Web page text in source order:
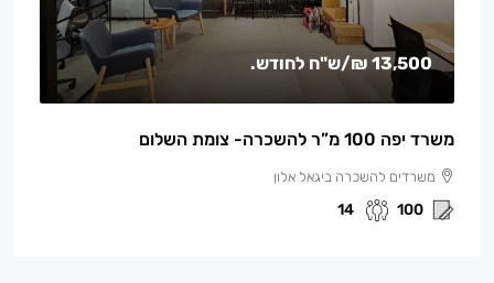
13,500 ₪ /ש"ח לחודש.
משרד יפה 100 מ”ר להשכרה- צומת השלום
משרדים להשכרה ביגאל אלון
100
14